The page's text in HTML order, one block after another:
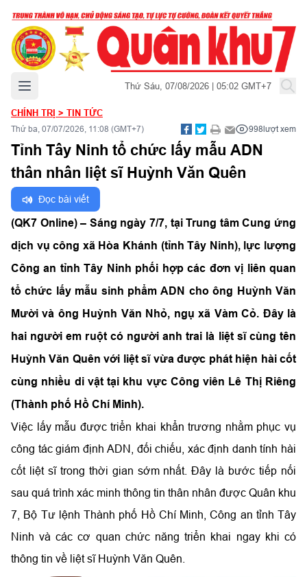
Mở menu chính Thứ Sáu, 07/08/2026 | 05:02 GMT+7
CHÍNH TRỊ > TIN TỨC
Thứ ba, 07/07/2026, 11:08 (GMT+7) 998lượt xem
Tỉnh Tây Ninh tổ chức lấy mẫu ADN
thân nhân liệt sĩ Huỳnh Văn Quên
Đọc bài viết
(QK7 Online) – Sáng ngày 7/7, tại Trung tâm Cung ứng
dịch vụ công xã Hòa Khánh (tỉnh Tây Ninh), lực lượng
Công an tỉnh Tây Ninh phối hợp các đơn vị liên quan
tổ chức lấy mẫu sinh phẩm ADN cho ông Huỳnh Văn
Mười và ông Huỳnh Văn Nhỏ, ngụ xã Vàm Cỏ. Đây là
hai người em ruột có người anh trai là liệt sĩ cùng tên
Huỳnh Văn Quên với liệt sĩ vừa được phát hiện hài cốt
cùng nhiều di vật tại khu vực Công viên Lê Thị Riêng
(Thành phố Hồ Chí Minh).
Việc lấy mẫu được triển khai khẩn trương nhằm phục vụ
công tác giám định ADN, đối chiếu, xác định danh tính hài
cốt liệt sĩ trong thời gian sớm nhất. Đây là bước tiếp nối
sau quá trình xác minh thông tin thân nhân được Quân khu
7, Bộ Tư lệnh Thành phố Hồ Chí Minh, Công an tỉnh Tây
Ninh và các cơ quan chức năng triển khai ngay khi có
thông tin về liệt sĩ Huỳnh Văn Quên.